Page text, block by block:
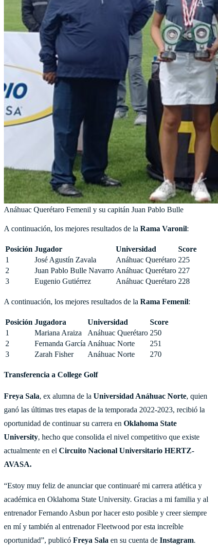
Anáhuac Querétaro Femenil y su capitán Juan Pablo Bulle
A continuación, los mejores resultados de la Rama Varonil:
Posición Jugador Universidad
Score
1
José Agustín Zavala Anáhuac Querétaro 225
2
Juan Pablo Bulle Navarro Anáhuac Querétaro 227
3
Eugenio Gutiérrez Anáhuac Querétaro 228
A continuación, los mejores resultados de la Rama Femenil:
Posición Jugadora Universidad
Score
1
Mariana Araiza Anáhuac Querétaro 250
2
Fernanda García Anáhuac Norte
251
3
Zarah Fisher Anáhuac Norte 270
Transferencia a College Golf
Freya Sala, ex alumna de la Universidad Anáhuac Norte, quien
ganó las últimas tres etapas de la temporada 2022-2023, recibió la
oportunidad de continuar su carrera en Oklahoma State
University, hecho que consolida el nivel competitivo que existe
actualmente en el Circuito Nacional Universitario HERTZ-
AVASA.
“Estoy muy feliz de anunciar que continuaré mi carrera atlética y
académica en Oklahoma State University. Gracias a mi familia y al
entrenador Fernando Asbun por hacer esto posible y creer siempre
en mí y también al entrenador Fleetwood por esta increíble
oportunidad”, publicó Freya Sala en su cuenta de Instagram.